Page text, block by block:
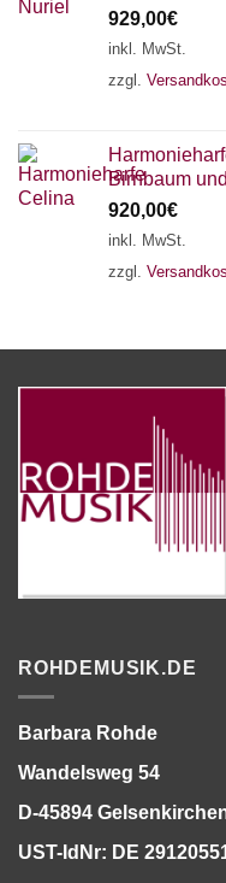
929,00€
inkl. MwSt.
zzgl.
Birnbaum
920,00€
inkl. MwSt.
zzgl.
ROHDEMUSIK.DE
Barbara Rohde
Wandelsweg 54
D-45894
UST-IdNr: DE